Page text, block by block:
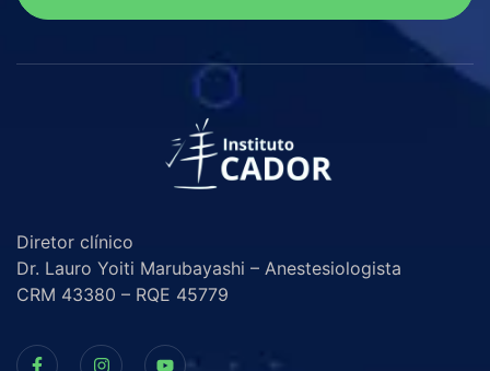
Diretor clínico
Dr. Lauro Yoiti Marubayashi – Anestesiologista
CRM 43380 – RQE 45779